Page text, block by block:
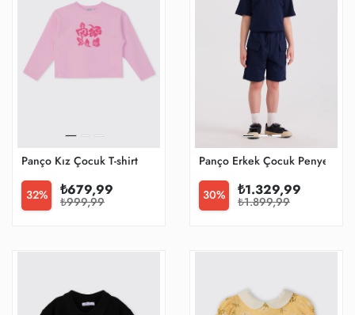
Panço Kız Çocuk T-shirt
32% ₺679,99
₺999,99
Panço Erkek Çocuk Penye Şort
30% ₺1.329,99
₺1.899,99